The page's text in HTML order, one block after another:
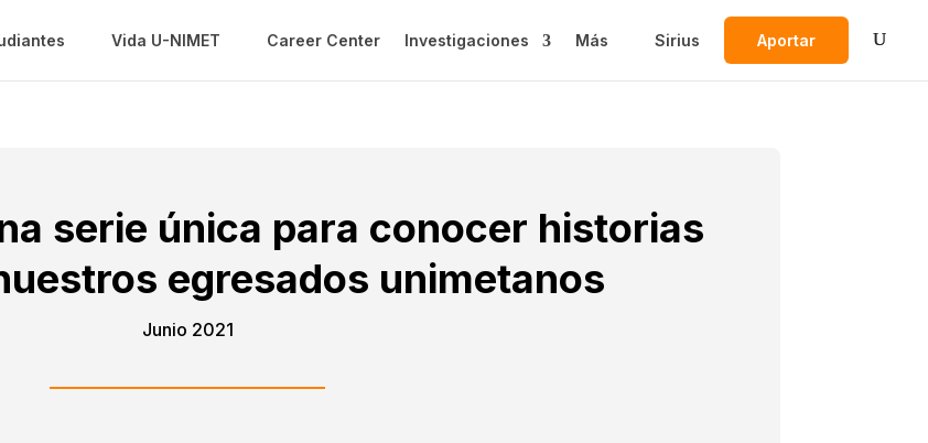
Vida U-NIMET Career Center Investigaciones Más Sirius Aportar
serie única para conocer historias
egresados unimetanos
Junio 2021